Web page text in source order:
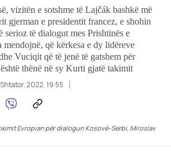
vizitën e sotshme të Lajčák bashkë më
gjerman e presidentit francez, e shohin
serioz të dialogut mes Prishtinës e
që kërkesa e dy lidëreve
Vuciqit që të jenë të gatshem për
thënë në sy Kurti gjatë takimit
2022, 19:55
Evropian për dialogun Kosovë-Serbi, Miroslav